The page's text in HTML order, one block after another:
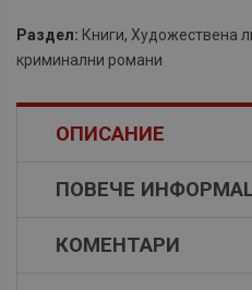
Раздел: Книги, Художествена
криминални романи
ОПИСАНИЕ
ПОВЕЧЕ
КОМЕНТАРИ